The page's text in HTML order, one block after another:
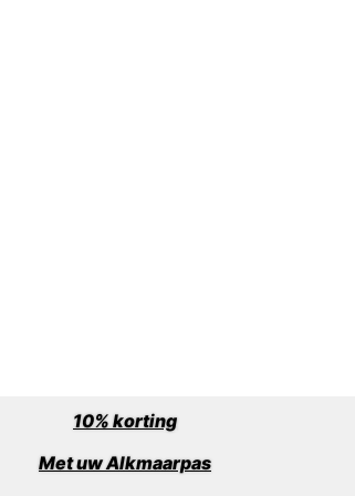
10% korting
Met uw Alkmaarpas